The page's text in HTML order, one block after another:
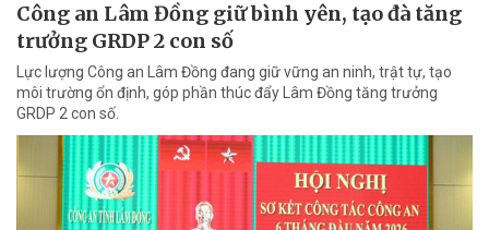
Công an Lâm Đồng giữ bình yên, tạo đà tăng
trưởng GRDP 2 con số
Lực lượng Công an Lâm Đồng đang giữ vững an ninh, trật tự, tạo
môi trường ổn định, góp phần thúc đẩy Lâm Đồng tăng trưởng
GRDP 2 con số.